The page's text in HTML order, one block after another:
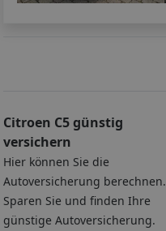
Citroen C5 günstig
versichern
Hier können Sie die
Autoversicherung berechnen.
Sparen Sie und finden Ihre
günstige Autoversicherung.